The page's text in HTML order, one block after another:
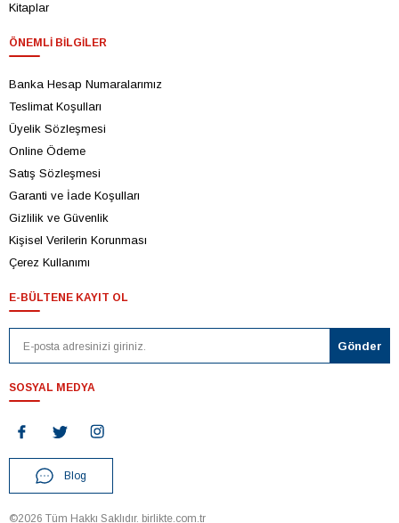
Kitaplar
ÖNEMLI BILGILER
Banka Hesap Numaralarımız
Teslimat Koşulları
Üyelik Sözleşmesi
Online Ödeme
Satış Sözleşmesi
Garanti ve İade Koşulları
Gizlilik ve Güvenlik
Kişisel Verilerin Korunması
Çerez Kullanımı
E-BÜLTENE KAYIT OL
SOSYAL MEDYA
Blog
©2026 Tüm Hakkı Saklıdır. birlikte.com.tr